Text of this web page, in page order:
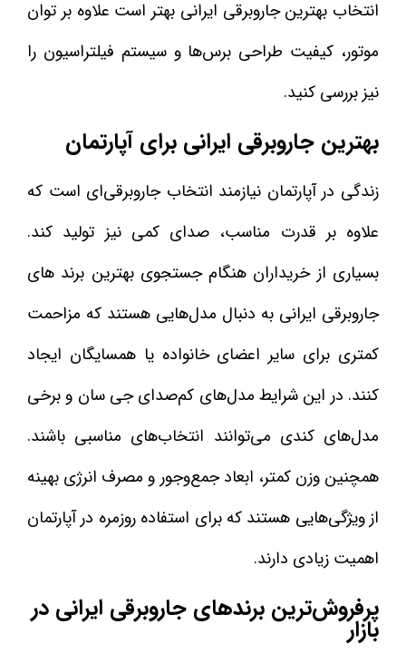
انتخاب بهترین جاروبرقی ایرانی بهتر است علاوه بر توان
موتور، کیفیت طراحی برس‌ها و سیستم فیلتراسیون را
نیز بررسی کنید.
بهترین جاروبرقی ایرانی برای آپارتمان
زندگی در آپارتمان نیازمند انتخاب جاروبرقی‌ای است که
علاوه بر قدرت مناسب، صدای کمی نیز تولید کند.
بسیاری از خریداران هنگام جستجوی بهترین برند های
جاروبرقی ایرانی به دنبال مدل‌هایی هستند که مزاحمت
کمتری برای سایر اعضای خانواده یا همسایگان ایجاد
کنند. در این شرایط مدل‌های کم‌صدای جی سان و برخی
مدل‌های کندی می‌توانند انتخاب‌های مناسبی باشند.
همچنین وزن کمتر، ابعاد جمع‌وجور و مصرف انرژی بهینه
از ویژگی‌هایی هستند که برای استفاده روزمره در آپارتمان
اهمیت زیادی دارند.
پرفروش‌ترین برندهای جاروبرقی ایرانی در
بازار